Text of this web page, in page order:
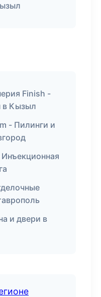
Finish -
в Кызыл
- Пилинги и
и двери в